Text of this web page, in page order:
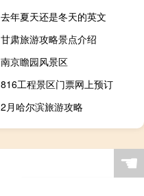
去年夏天还是冬天的英文
甘肃旅游攻略景点介绍
南京瞻园风景区
816工程景区门票网上预订
2月哈尔滨旅游攻略
☚